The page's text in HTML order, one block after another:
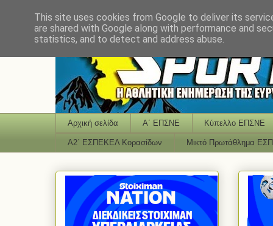
Αρχική σελίδα Α΄ ΕΠΣΝΕ Κύπελλο ΕΠΣΝΕ
Α2΄ ΕΣΠΕΚΕΛ Κορασίδων Μικτό Πρωτάθλημα
This site uses cookies from Google to deliver its
are shared with Google along with performance and
statistics, and to detect and address abuse.